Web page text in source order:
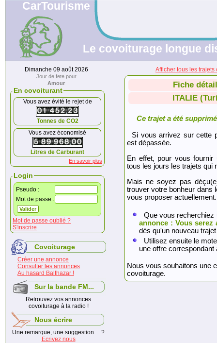
CarTourisme
Le covoiturage longue
Dimanche 09 août 2026
Jour de fete pour
Amour
En covoiturant
Vous avez évité le rejet de
Tonnes de CO2
Vous avez économisé
Litres de Carburant
En savoir plus
Login
Pseudo :
Mot de passe :
Mot de passe oublié ?
S'inscrire
Covoiturage
Créer une annonce
Consulter les annonces
Au hasard Balthazar !
Sur la bande FM...
Retrouvez vos annonces
covoiturage à la radio !
Nous écrire
Une remarque, une suggestion ... ?
Ecrivez nous
Afficher tous les trajets
Fiche
ITALIE
Ce trajet a été
Si vous arrivez sur cette
est dépassée.
En effet, pour vous fournir
tous les jours les trajets qui
Mais ne soyez pas
trouver votre bonheur dans
vous proposer actuellement.
Que vous
annonce : Vous serez
dès qu'un nouveau
Utilisez ensuite le
une offre
Nous vous souhaitons une
covoiturage.